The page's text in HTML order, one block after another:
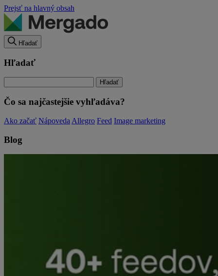
Prejsť na hlavný obsah
Hľadať
Hľadať
Čo sa najčastejšie vyhľadáva?
Ako začať Nápoveda Allegro Feed Image marketing
Blog